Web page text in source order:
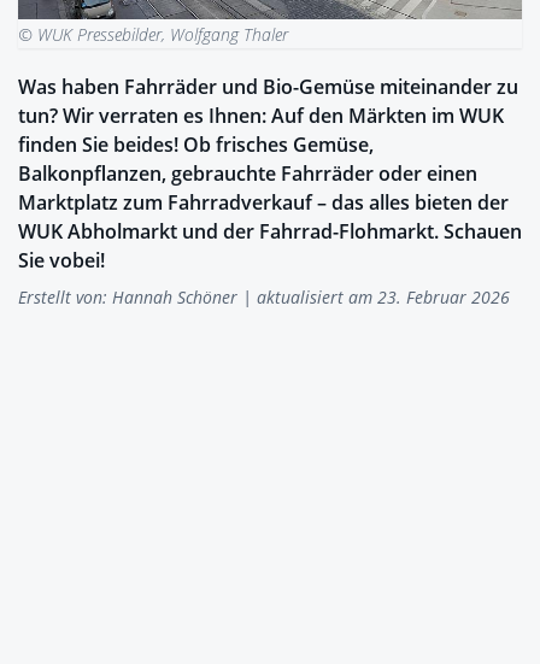
© WUK Pressebilder, Wolfgang Thaler
Was haben Fahrräder und Bio-Gemüse miteinander zu
tun? Wir verraten es Ihnen: Auf den Märkten im WUK
finden Sie beides! Ob frisches Gemüse,
Balkonpflanzen, gebrauchte Fahrräder oder einen
Marktplatz zum Fahrradverkauf – das alles bieten der
WUK Abholmarkt und der Fahrrad-Flohmarkt. Schauen
Sie vobei!
Erstellt von: Hannah Schöner | aktualisiert am 23. Februar 2026